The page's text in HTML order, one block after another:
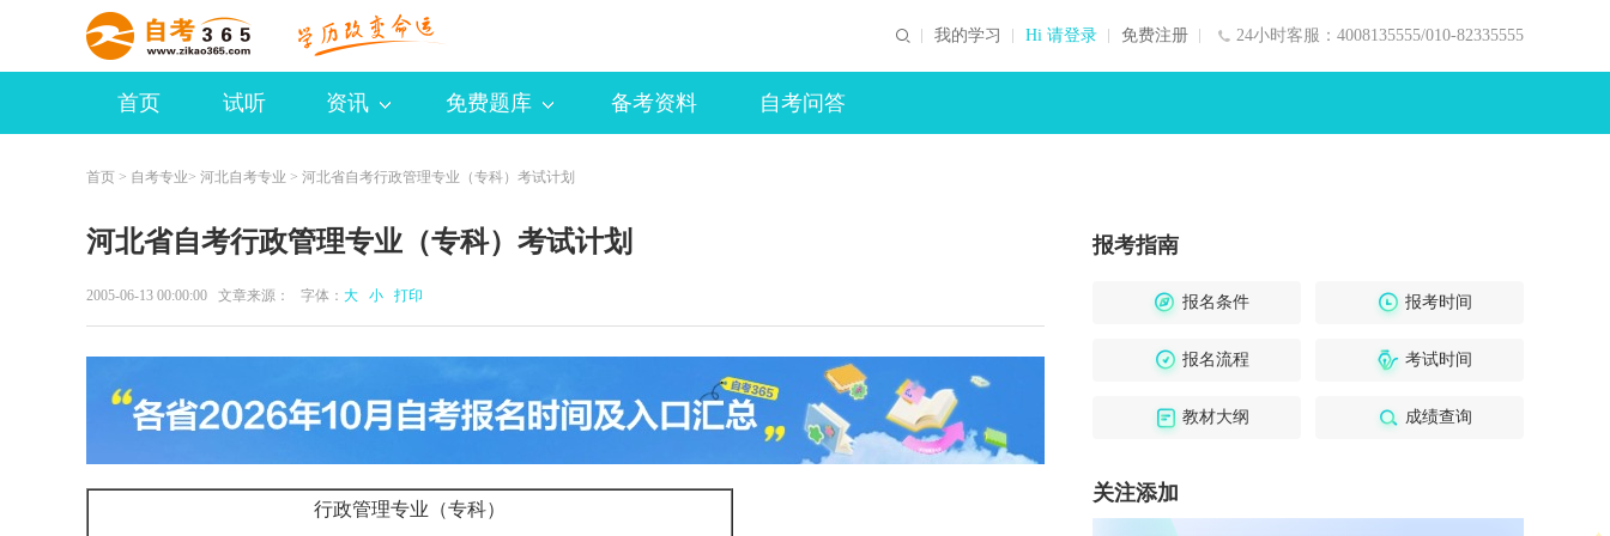
24小时客服：4008135555/010-82335555
我的学习 Hi 请登录 免费注册
首页 试听 资讯 免费题库 备考资料 自考问答
首页 > 自考专业> 河北自考专业 > 河北省自考行政管理专业（专科）考试计划
河北省自考行政管理专业（专科）考试计划
2005-06-13 00:00:00 文章来源： 字体： 大 小 打印
行政管理专业（专科）
报考指南
报名条件 报考时间
报名流程 考试时间
教材大纲 成绩查询
关注添加